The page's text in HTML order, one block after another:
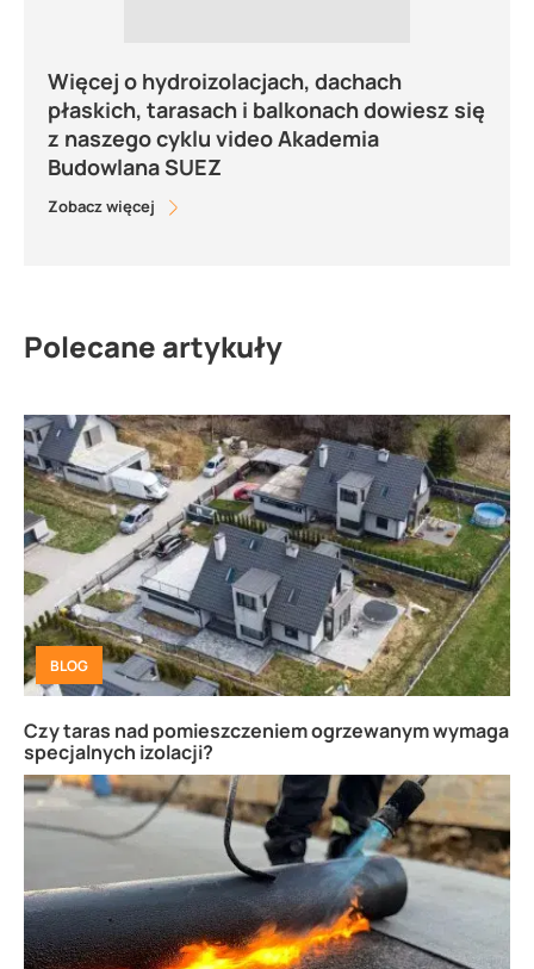
Więcej o hydroizolacjach, dachach
płaskich, tarasach i balkonach dowiesz się
z naszego cyklu video Akademia
Budowlana SUEZ
Zobacz więcej
Polecane artykuły
BLOG
Czy taras nad pomieszczeniem ogrzewanym wymaga
specjalnych izolacji?